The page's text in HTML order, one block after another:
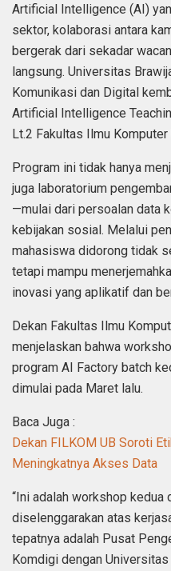
Artificial Intelligence (AI)
sektor, kolaborasi antara
bergerak dari sekadar
langsung. Universitas
Komunikasi dan Digital
Artificial Intelligence
Lt.2 Fakultas Ilmu
Program ini tidak hanya
juga laboratorium
—mulai dari persoalan data
kebijakan sosial. Melalui
mahasiswa didorong tidak
tetapi mampu
inovasi yang aplikatif dan
Dekan Fakultas Ilmu
menjelaskan bahwa
program AI Factory batch
dimulai pada Maret lalu.
Baca Juga :
Dekan FILKOM UB Soroti
Meningkatnya Akses Data
“Ini adalah workshop kedua
diselenggarakan atas
tepatnya adalah Pusat
Komdigi dengan Universitas